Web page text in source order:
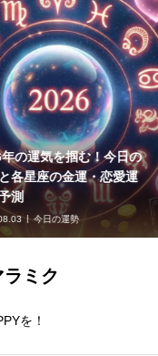
の運気を掴む！今日の
各星座の金運・恋愛運
測
今日の運勢
ミク
を！